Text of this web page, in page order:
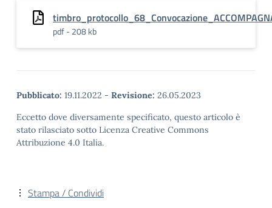
pdf - 208 kb
Pubblicato: 19.11.2022 - Revisione: 26.05.2023
Eccetto dove diversamente specificato, questo articolo è
stato rilasciato sotto Licenza Creative Commons
Attribuzione 4.0 Italia.
Stampa / Condividi